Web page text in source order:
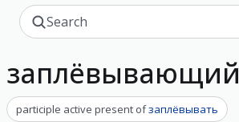
заплёвывающий
participle active present ofзаплёвывать